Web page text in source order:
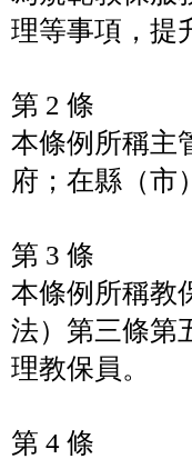
理等事項，提
第 2 條
本條例所稱主
府；在縣（市
第 3 條
本條例所稱教
法）第三條第
理教保員。
第 4 條